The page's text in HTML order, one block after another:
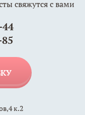
свяжутся с вами
к.2